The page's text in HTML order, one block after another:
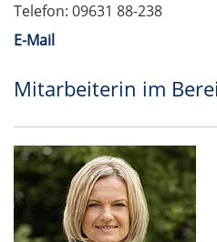
Telefon: 09631 88-238
E-Mail
Mitarbeiterin im